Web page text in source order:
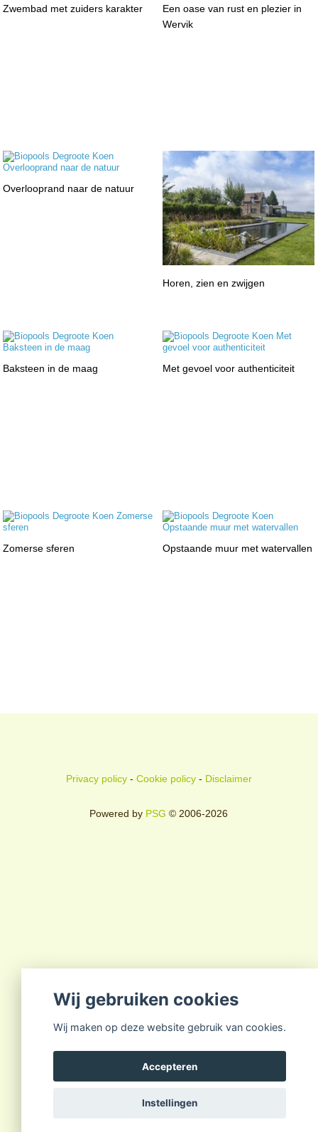
Zwembad met zuiders karakter
Een oase van rust en plezier in
Wervik
Overlooprand naar de natuur
Horen, zien en zwijgen
Baksteen in de maag Met gevoel voor authenticiteit
Zomerse sferen Opstaande muur met watervallen
Privacy policy- Cookie policy- Disclaimer
Powered by PSG © 2006-2026
Wij gebruiken cookies
Wij maken op deze website gebruik van cookies.
Accepteren
Instellingen